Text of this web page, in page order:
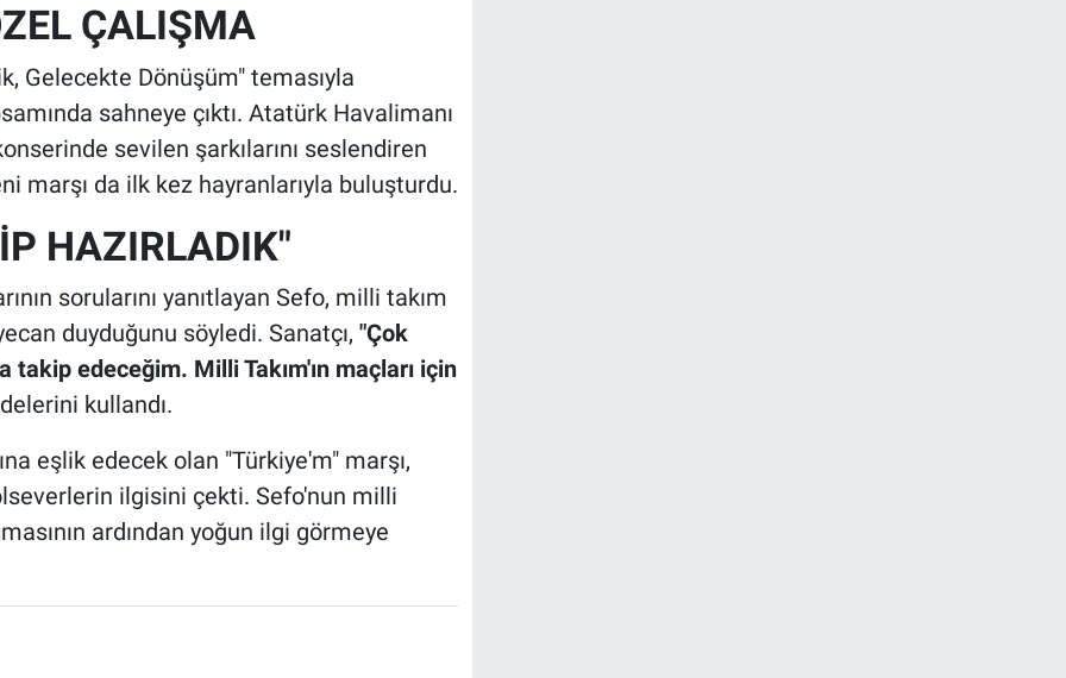
ÇALIŞMA
Gelecekte Dönüşüm" temasıyla
sahneye çıktı. Atatürk Havalimanı
sevilen şarkılarını seslendiren
marşı da ilk kez hayranlarıyla buluşturdu.
HAZIRLADIK"
sorularını yanıtlayan Sefo, milli takım
duyduğunu söyledi. Sanatçı, "Çok
takip edeceğim. Milli Takım'ın maçları için
kullandı.
eşlik edecek olan "Türkiye'm" marşı,
ilgisini çekti. Sefo'nun milli
ardından yoğun ilgi görmeye